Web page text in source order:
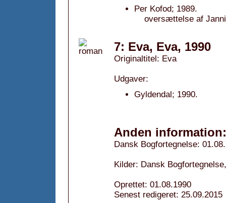
Per Kofod; 1989.
oversættelse af
7: Eva, Eva, 1990
Originaltitel: Eva
Udgaver:
Gyldendal; 1990.
Anden information:
Dansk Bogfortegnelse:
Kilder: Dansk
Oprettet: 01.08.1990
Senest redigeret: 25.09.2015